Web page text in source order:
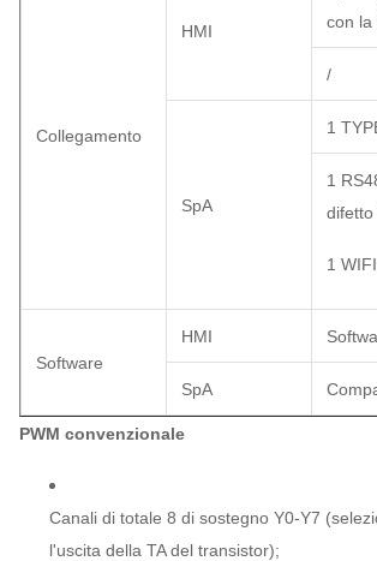
Collegamento
HMI
con la
/
SpA
1
1
difetto
1
Software
HMI
SpA
PWM convenzionale
Canali di totale 8 di sostegno Y0-Y7
l'uscita della TA del transistor);